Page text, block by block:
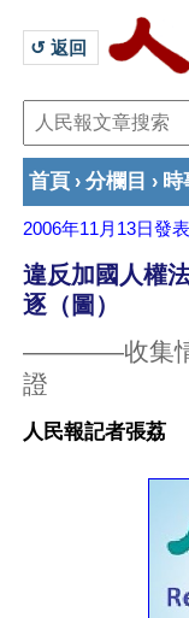
↺ 返回
首頁 › 分欄目 › 時
2006年11月13日發表
違反加國人權
逐（圖）
————收集情
證
人民報記者張荔